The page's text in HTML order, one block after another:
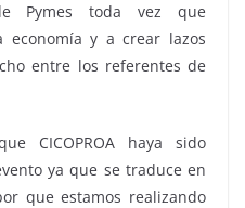
Pymes toda vez que
y a crear lazos
entre los referentes de
CICOPROA haya sido
ya que se traduce en
que estamos realizando